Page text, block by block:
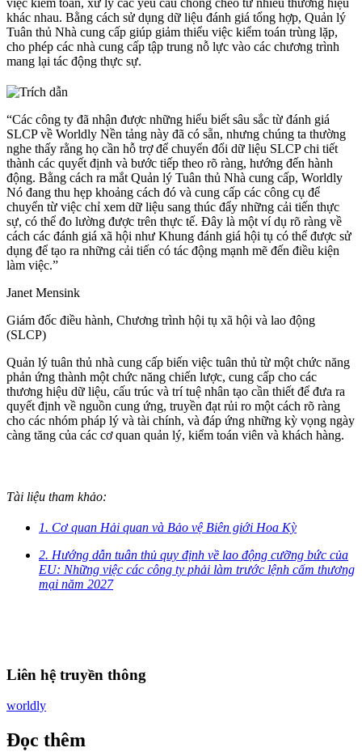
khác nhau. Bằng cách sử dụng dữ liệu đánh giá tổng hợp, Quản lý
Tuân thủ Nhà cung cấp giúp giảm thiểu việc kiểm toán trùng lặp,
cho phép các nhà cung cấp tập trung nỗ lực vào các chương trình
mang lại tác động thực sự.
“Các công ty đã nhận được những hiểu biết sâu sắc từ đánh giá
SLCP về Worldly Nền tảng này đã có sẵn, nhưng chúng ta thường
nghe thấy rằng họ cần hỗ trợ để chuyển đổi dữ liệu SLCP chi tiết
thành các quyết định và bước tiếp theo rõ ràng, hướng đến hành
động. Bằng cách ra mắt Quản lý Tuân thủ Nhà cung cấp, Worldly
Nó đang thu hẹp khoảng cách đó và cung cấp các công cụ để
chuyển từ việc chỉ xem dữ liệu sang thúc đẩy những cải tiến thực
sự, có thể đo lường được trên thực tế. Đây là một ví dụ rõ ràng về
cách các đánh giá xã hội như Khung đánh giá hội tụ có thể được sử
dụng để tạo ra những cải tiến có tác động mạnh mẽ đến điều kiện
làm việc.”
Janet Mensink
Giám đốc điều hành, Chương trình hội tụ xã hội và lao động
(SLCP)
Quản lý tuân thủ nhà cung cấp biến việc tuân thủ từ một chức năng
phản ứng thành một chức năng chiến lược, cung cấp cho các
thương hiệu dữ liệu, cấu trúc và trí tuệ nhân tạo cần thiết để đưa ra
quyết định về nguồn cung ứng, truyền đạt rủi ro một cách rõ ràng
cho các nhóm pháp lý và tài chính, và đáp ứng những kỳ vọng ngày
càng tăng của các cơ quan quản lý, kiểm toán viên và khách hàng.
Tài liệu tham khảo:
1. Cơ quan Hải quan và Bảo vệ Biên giới Hoa Kỳ
2. Hướng dẫn tuân thủ quy định về lao động cưỡng bức của
EU: Những việc các công ty phải làm trước lệnh cấm thương
mại năm 2027
Liên hệ truyền thông
worldly
Đọc thêm